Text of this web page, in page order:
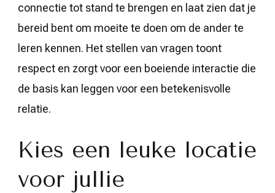
connectie tot stand te brengen en laat zien dat je
bereid bent om moeite te doen om de ander te
leren kennen. Het stellen van vragen toont
respect en zorgt voor een boeiende interactie die
de basis kan leggen voor een betekenisvolle
relatie.
Kies een leuke locatie
voor jullie